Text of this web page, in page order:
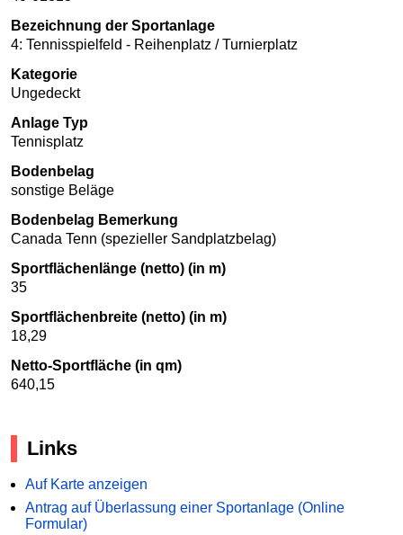
Bezeichnung der Sportanlage
4: Tennisspielfeld - Reihenplatz / Turnierplatz
Kategorie
Ungedeckt
Anlage Typ
Tennisplatz
Bodenbelag
sonstige Beläge
Bodenbelag Bemerkung
Canada Tenn (spezieller Sandplatzbelag)
Sportflächenlänge (netto) (in m)
35
Sportflächenbreite (netto) (in m)
18,29
Netto-Sportfläche (in qm)
640,15
Links
Auf Karte anzeigen
Antrag auf Überlassung einer Sportanlage (Online
Formular)